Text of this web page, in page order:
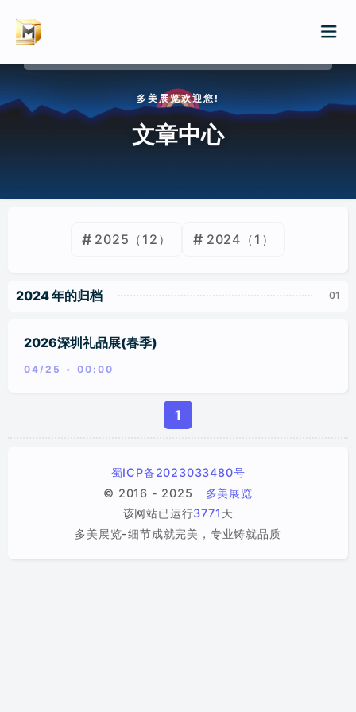
首页
展会特装/品牌巡展
新品发布会/行业论坛/会议
美陈/商业体布置
展会排期
标签
多美展览欢迎您!
文章中心
2025 （12） 2024 （1）
2024 年的归档
2026深圳礼品展(春季)
04/25 00:00
1
蜀ICP备2023033480号
© 2016 - 2025
多美展览
该网站已运行3771 天
多美展览-细节成就完美，专业铸就品质